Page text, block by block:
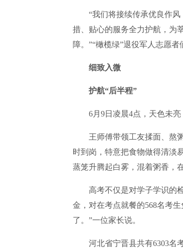
“我们将接续传承优良作风
措、贴心的服务全力护航，为
障。”“橄榄绿”退役军人志愿者
细致入微
护航“后半程”
6月9日凌晨4点，天色未亮
王师傅带领工友揉面、熬粥
时到岗，特意把食物做得清淡
蒸笼升腾起白雾，混着粥香，
高考不仅是对学子学识的检
金，对在考点就餐的568名考
了。”一位家长说。
河北省宁晋县共有6303名考